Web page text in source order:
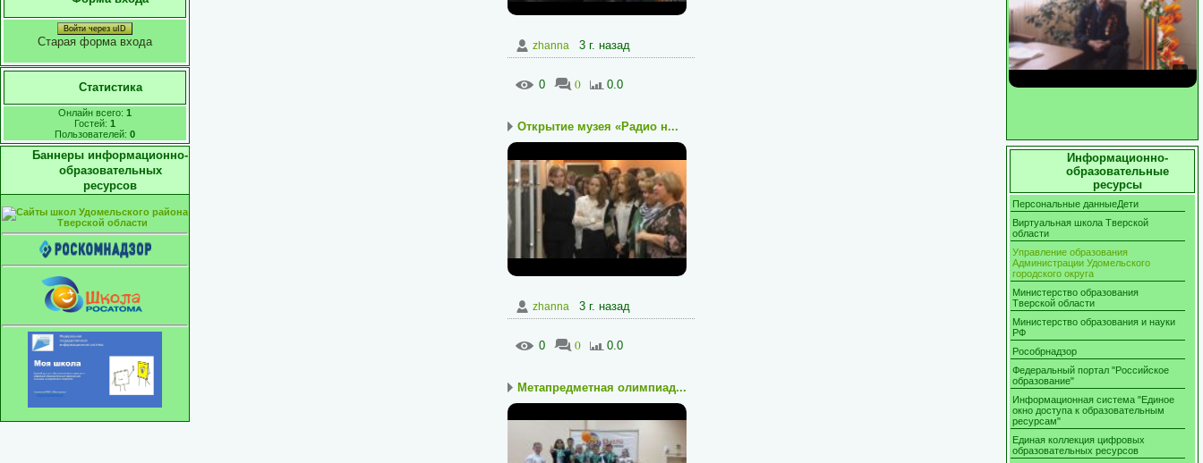
Войти через uID
Старая форма входа
Статистика
Онлайн всего: 1
Гостей: 1
Пользователей: 0
Баннеры информационно-
образовательных
ресурсов
zhanna 3 г. назад
0 0 0.0
Открытие музея «Радио н...
zhanna 3 г. назад
0 0 0.0
Метапредметная олимпиад...
Информационно-
образовательные
ресурсы
Персональные данныеДети
Виртуальная школа Тверской
области
Управление образования
Администрации Удомельского
городского округа
Министерство образования
Тверской области
Министерство образования и науки
РФ
Рособрнадзор
Федеральный портал "Российское
образование"
Информационная система "Единое
окно доступа к образовательным
ресурсам"
Единая коллекция цифровых
образовательных ресурсов